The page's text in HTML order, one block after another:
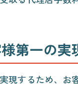
第一の実
現するため、お